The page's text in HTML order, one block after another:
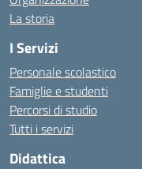
La storia
I Servizi
Personale scolastico
Famiglie e studenti
Percorsi di studio
Tutti i servizi
Didattica